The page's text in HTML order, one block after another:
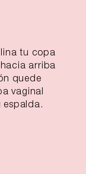
tu copa
arriba
quede
vaginal
espalda.